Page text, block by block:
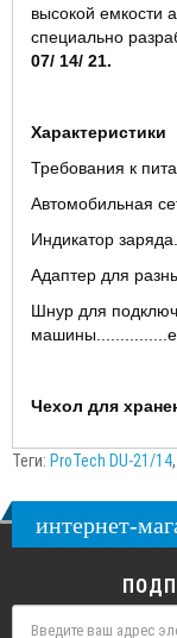
высокой емкости
специально
07/ 14/ 21.
Характеристики
Требования к
Автомобильная
Индикатор
Адаптер для
Шнур для
Чехол для
Теги: ProTech DU-21/14,
интернет-